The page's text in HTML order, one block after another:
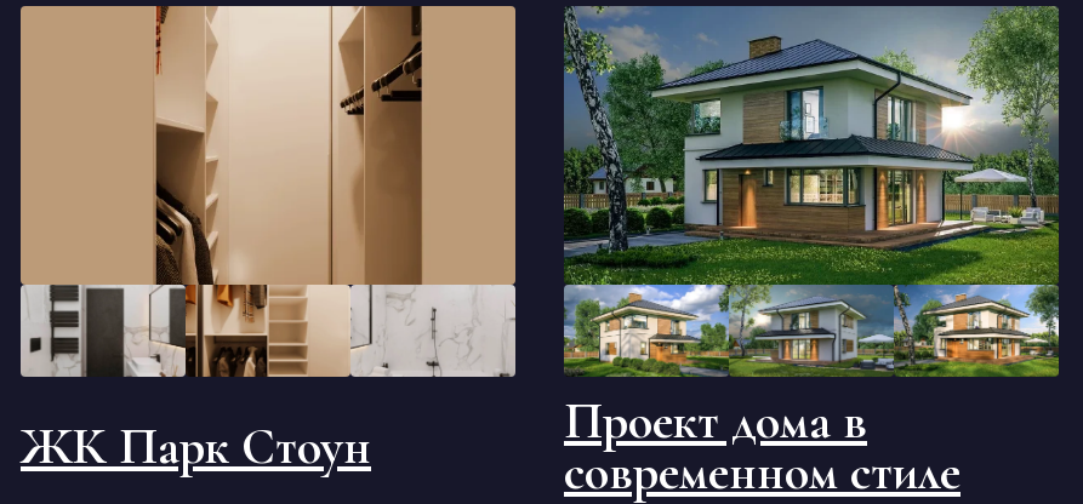
ЖК Парк Стоун
Проект дома в
современном стиле